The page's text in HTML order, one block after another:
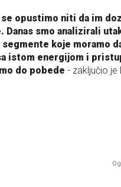
se opustimo niti da im
Danas smo analizirali
koje moramo
istom energijom i
do pobede - zaključio je